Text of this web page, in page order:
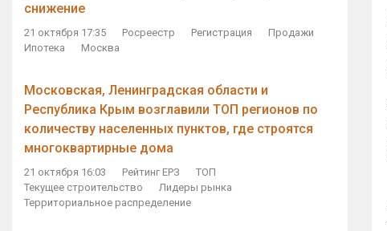
снижение
21 октября 17:35 Росреестр Регистрация
Продажи
Ипотека
Москва
Московская, Ленинградская области и
Республика Крым возглавили ТОП регионов по
количеству населенных пунктов, где строятся
многоквартирные дома
21 октября 16:03 Рейтинг ЕРЗ
ТОП
Текущее строительство
Лидеры рынка
Территориальное распределение